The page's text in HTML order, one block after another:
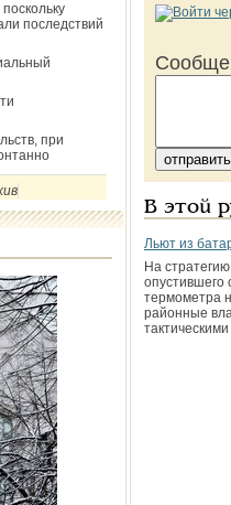
последствий
при
В этой
Льют из
На
опустившего
термометра
районные
тактическими